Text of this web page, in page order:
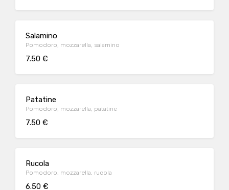
Salamino
Pomodoro, mozzarella, salamino
7.50 €
Patatine
Pomodoro, mozzarella, patatine
7.50 €
Rucola
Pomodoro, mozzarella, rucola
6.50 €